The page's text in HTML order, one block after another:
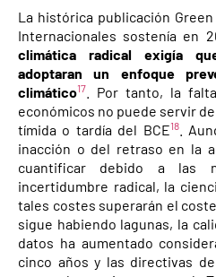
La histórica publicación
Internacionales sostenía en
climática radical exigía
adoptaran un enfoque
climático17
. Por tanto, la
económicos no puede servir
tímida o tardía del BCE18.
inacción o del retraso en la
cuantificar debido a las
incertidumbre radical, la
tales costes superarán el
sigue habiendo lagunas, la
datos ha aumentado
cinco años y las directivas